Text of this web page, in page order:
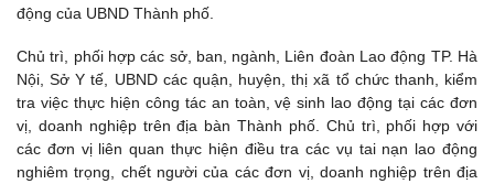
động của UBND Thành phố.
Chủ trì, phối hợp các sở, ban, ngành, Liên đoàn Lao động TP. Hà
Nội, Sở Y tế, UBND các quận, huyện, thị xã tổ chức thanh, kiểm
tra việc thực hiện công tác an toàn, vệ sinh lao động tại các đơn
vị, doanh nghiệp trên địa bàn Thành phố. Chủ trì, phối hợp với
các đơn vị liên quan thực hiện điều tra các vụ tai nạn lao động
nghiêm trọng, chết người của các đơn vị, doanh nghiệp trên địa